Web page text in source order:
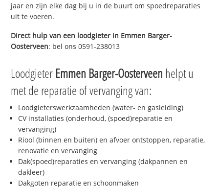
jaar en zijn elke dag bij u in de buurt om spoedreparaties
uit te voeren.
Direct hulp van een loodgieter in Emmen Barger-
Oosterveen: bel ons 0591-238013
Loodgieter Emmen Barger-Oosterveen helpt u
met de reparatie of vervanging van:
Loodgieterswerkzaamheden (water- en gasleiding)
CV installaties (onderhoud, (spoed)reparatie en
vervanging)
Riool (binnen en buiten) en afvoer ontstoppen, reparatie,
renovatie en vervanging
Dak(spoed)reparaties en vervanging (dakpannen en
dakleer)
Dakgoten reparatie en schoonmaken